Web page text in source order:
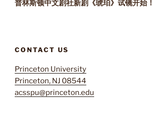
普林斯顿中文剧社新剧《琥珀》试镜开始
CONTACT US
Princeton University
Princeton, NJ 08544
acsspu@princeton.edu